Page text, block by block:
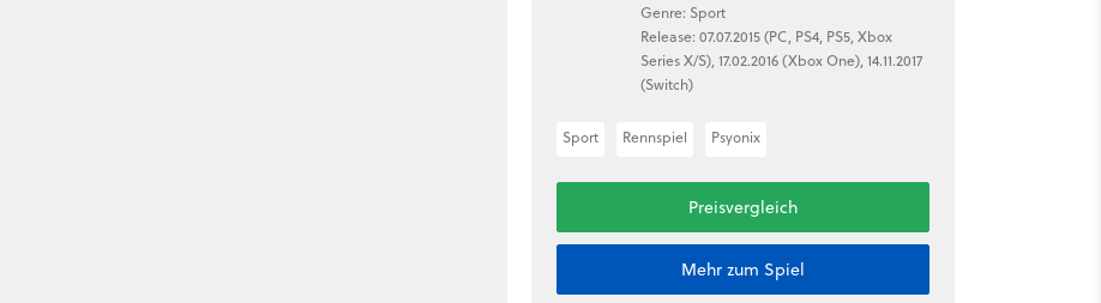
Genre: Sport
Release: 07.07.2015 (PC, PS4, PS5, Xbox
Series X/S), 17.02.2016 (Xbox One), 14.11.2017
(Switch)
Sport Rennspiel Psyonix
Preisvergleich
Mehr zum Spiel